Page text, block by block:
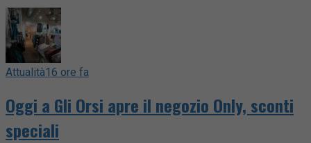
Attualità16 ore fa
Oggi a Gli Orsi apre il negozio Only, sconti
speciali